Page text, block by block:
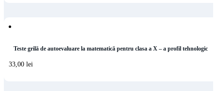
Teste grilă de autoevaluare la matematică pentru clasa a X – a profil tehnologic
33,00 lei